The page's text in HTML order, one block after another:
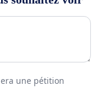
une pétition